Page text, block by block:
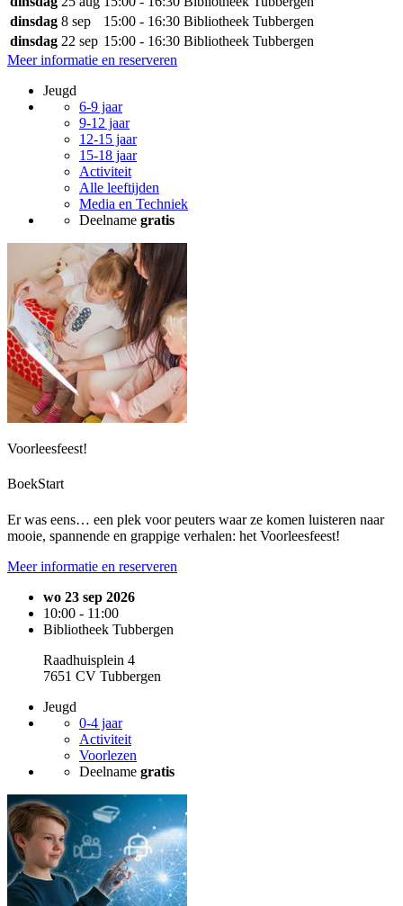
dinsdag 8 sep 15:00 - 16:30 Bibliotheek Tubbergen
dinsdag 22 sep 15:00 - 16:30 Bibliotheek Tubbergen
Meer informatie en reserveren
Jeugd
6-9 jaar
9-12 jaar
12-15 jaar
15-18 jaar
Activiteit
Alle leeftijden
Media en Techniek
Deelname gratis
Voorleesfeest!
BoekStart
Er was eens… een plek voor peuters waar ze komen luisteren naar
mooie, spannende en grappige verhalen: het Voorleesfeest!
Meer informatie en reserveren
wo 23 sep 2026
10:00 - 11:00
Bibliotheek Tubbergen
Raadhuisplein 4
7651 CV Tubbergen
Jeugd
0-4 jaar
Activiteit
Voorlezen
Deelname gratis